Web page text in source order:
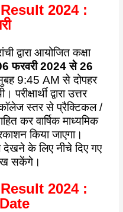
2024 :
द्वारा आयोजित कक्षा
फरवरी 2024 से 26
9:45 AM से दोपहर
द्वारा उत्तर
स्तर से प्रैक्टिकल /
कर वार्षिक माध्यमिक
किया जाएगा।
देखने के लिए नीचे दिए गए
सकेंगे।
2024 :